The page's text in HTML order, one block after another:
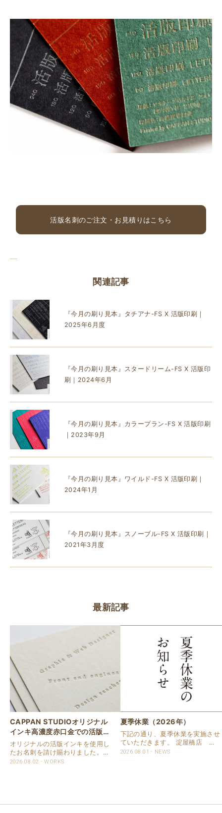
活版名刺のご注文・お見積りはこちら
関連記事
『今月の刷り見本』タチアナ-FS X 活版印刷｜
2025年6月度
『今月の刷り見本』スタードリーム-FS X 活版印
刷｜2024年6月
『今月の刷り見本』カラープラン-FS X 活版印刷
｜2023年9月
『今月の刷り見本』ワイルド-FS X 活版印刷｜
2024年1月
『今月の刷り見本』スノーブル-FS X 活版印刷｜
2021年3月度
最新記事
CAPPAN STUDIOオリジナル
インキ高濃度赤口金での活版名
刺
オリジナルの活版インキを使用し
たお名刺を請け賜わりました。
用紙は新バフン紙Nのきぬを使用
2026.08.02 WORKS
夏季休業（2026年）
下記の通り、夏季休業を実施させ
ていただきます。 淀屋橋店 通
常営業いたします。 奈良店 8月
2026.08.01 NEWS